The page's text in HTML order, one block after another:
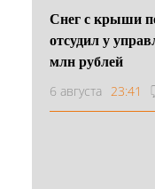
Снег с крыши
отсудил у
млн рублей
6 августа 23:41